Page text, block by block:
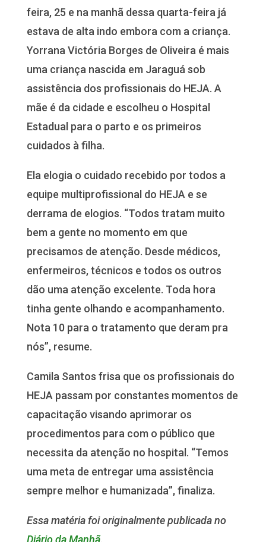
feira, 25 e na manhã dessa quarta-feira já
estava de alta indo embora com a criança.
Yorrana Victória Borges de Oliveira é mais
uma criança nascida em Jaraguá sob
assistência dos profissionais do HEJA. A
mãe é da cidade e escolheu o Hospital
Estadual para o parto e os primeiros
cuidados à filha.
Ela elogia o cuidado recebido por todos a
equipe multiprofissional do HEJA e se
derrama de elogios. “Todos tratam muito
bem a gente no momento em que
precisamos de atenção. Desde médicos,
enfermeiros, técnicos e todos os outros
dão uma atenção excelente. Toda hora
tinha gente olhando e acompanhamento.
Nota 10 para o tratamento que deram pra
nós”, resume.
Camila Santos frisa que os profissionais do
HEJA passam por constantes momentos de
capacitação visando aprimorar os
procedimentos para com o público que
necessita da atenção no hospital. “Temos
uma meta de entregar uma assistência
sempre melhor e humanizada”, finaliza.
Essa matéria foi originalmente publicada no
Diário da Manhã.